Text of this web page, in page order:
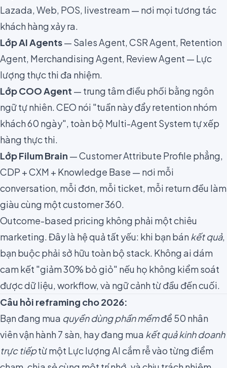
Lazada, Web, POS, livestream — nơi mọi tương tác
khách hàng xảy ra.
Lớp AI Agents— Sales Agent, CSR Agent, Retention
Agent, Merchandising Agent, Review Agent — Lực
lượng thực thi đa nhiệm.
Lớp COO Agent — trung tâm điều phối bằng ngôn
ngữ tự nhiên. CEO nói "tuần này đẩy retention nhóm
khách 60 ngày", toàn bộ Multi-Agent System tự xếp
hàng thực thi.
Lớp Filum Brain — Customer Attribute Profile phẳng,
CDP + CXM + Knowledge Base — nơi mỗi
conversation, mỗi đơn, mỗi ticket, mỗi return đều làm
giàu cùng một customer 360.
Outcome-based pricing không phải một chiêu
marketing. Đây là hệ quả tất yếu: khi bạn bánkết quả,
bạn buộc phải sở hữu toàn bộ stack. Không ai dám
cam kết "giảm 30% bỏ giỏ" nếu họ không kiểm soát
được dữ liệu, workflow, và ngữ cảnh từ đầu đến cuối.
Câu hỏi reframing cho 2026:
Bạn đang mua quyền dùng phần mềmđể 50 nhân
viên vận hành 7 sàn, hay đang mua kết quả kinh doanh
trực tiếptừ một Lực lượng AI cắm rễ vào từng điểm